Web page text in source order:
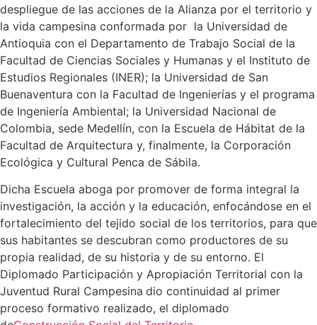
despliegue de las acciones de la Alianza por el territorio y
la vida campesina conformada por la Universidad de
Antioquia con el Departamento de Trabajo Social de la
Facultad de Ciencias Sociales y Humanas y el Instituto de
Estudios Regionales (INER); la Universidad de San
Buenaventura con la Facultad de Ingenierías y el programa
de Ingeniería Ambiental; la Universidad Nacional de
Colombia, sede Medellín, con la Escuela de Hábitat de la
Facultad de Arquitectura y, finalmente, la Corporación
Ecológica y Cultural Penca de Sábila.
Dicha Escuela aboga por promover de forma integral la
investigación, la acción y la educación, enfocándose en el
fortalecimiento del tejido social de los territorios, para que
sus habitantes se descubran como productores de su
propia realidad, de su historia y de su entorno. El
Diplomado Participación y Apropiación Territorial con la
Juventud Rural Campesina dio continuidad al primer
proceso formativo realizado, el diplomado